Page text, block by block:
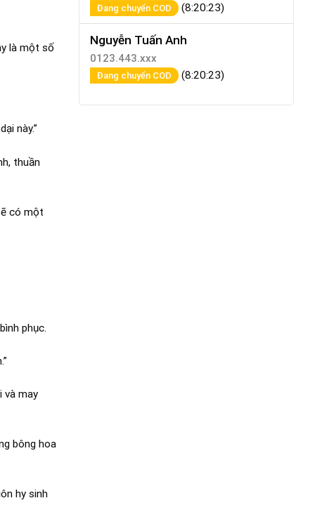
là một số
này.”
thuần
có một
phục.
và may
bông hoa
hy sinh
Đang chuyển COD (8:20:23)
Nguyễn Tuấn Anh
0123.443.xxx
Đang chuyển COD (8:20:23)